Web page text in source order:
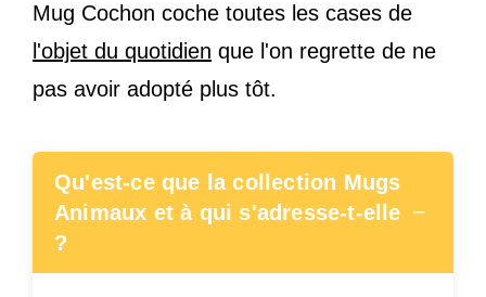
Mug Cochon coche toutes les cases de
l'objet du quotidien que l'on regrette de ne
pas avoir adopté plus tôt.
Qu'est-ce que la collection Mugs
Animaux et à qui s'adresse-t-elle
?
−